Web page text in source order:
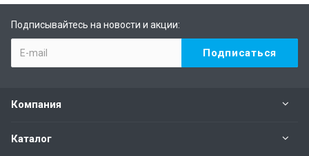
Подписывайтесь на новости и акции:
Компания
Каталог